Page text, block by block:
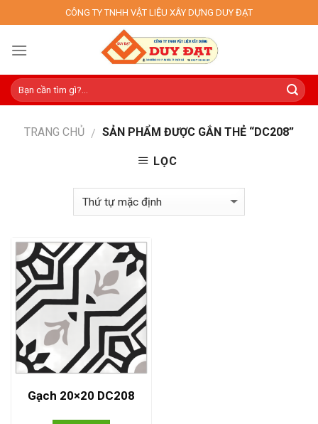
to
content
CÔNG TY TNHH VẬT LIỆU XÂY DỰNG DUY ĐẠT
TRANG CHỦ / SẢN PHẨM ĐƯỢC GẮN THẺ “DC208”
LỌC
Gạch 20×20 DC208